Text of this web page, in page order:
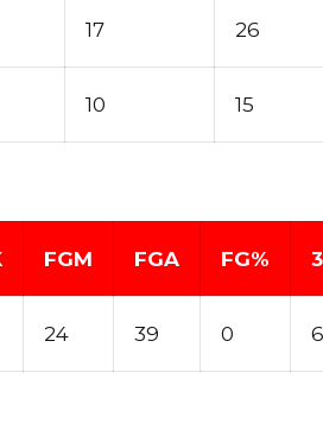
17 26
10 15
FGM FGA FG%
24 39 0 6